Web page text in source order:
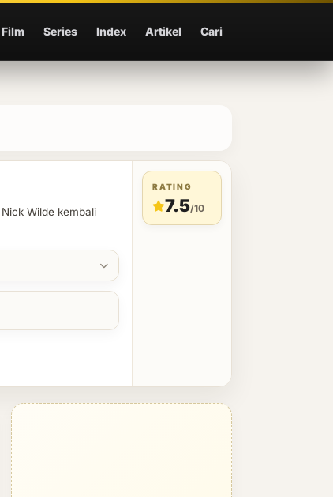
Film Series Index Artikel Cari
Wilde kembali
RATING
7.5/10